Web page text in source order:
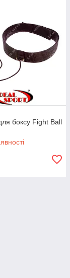
боксу Fight Ball